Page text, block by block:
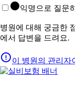
익명으로 질문
병원에 대해 궁금한
에서 답변을 드려요.
이 병원의 관리자